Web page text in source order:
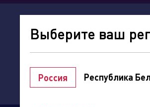
Выберите ваш
Россия Республика
Точки продаж